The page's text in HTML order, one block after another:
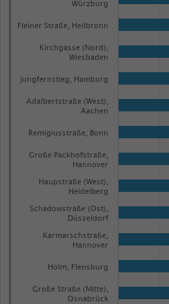
Kirchgasse (Nord),
Wiesbaden
Große Packhofstraße,
Hannover
Holm, Flensburg
Würzburg
Fleiner Straße, Heilbronn
Jungfernstieg, Hamburg
Adalbertstraße (West),
Aachen
Remigiusstraße, Bonn
Haupstraße (West),
Heidelberg
Schadowstraße (Ost),
Düsseldorf
Karmarschstraße,
Hannover
Große Straße (Mitte),
Osnabrück